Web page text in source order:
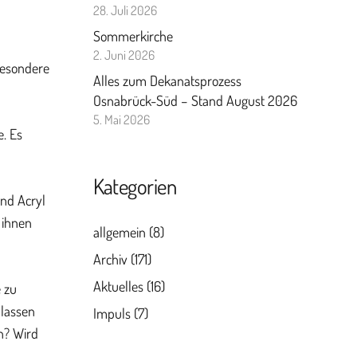
Es
Acryl
Wird
28. Juli 2026
Sommerkirche
2. Juni 2026
Alles zum Dekanatsprozess
Osnabrück-Süd – Stand August 2026
5. Mai 2026
Kategorien
allgemein (8)
Archiv(171)
Aktuelles(16)
Impuls(7)